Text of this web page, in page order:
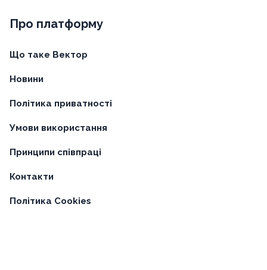
Про платформу
Що таке Вектор
Новини
Політика приватності
Умови використання
Принципи співпраці
Контакти
Політика Cookies